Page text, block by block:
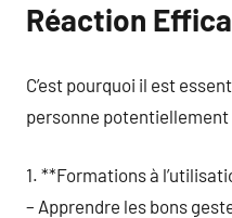
Réaction
C’est pourquoi il est
personne potentiellement
1. **Formations à
– Apprendre les bons